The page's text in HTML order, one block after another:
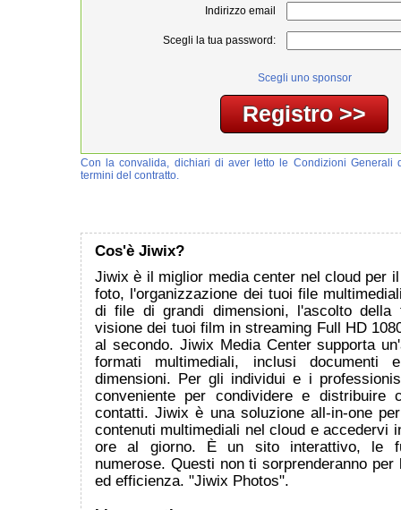
Indirizzo email
Scegli la tua password:
Scegli uno sponsor
Con la convalida, dichiari di aver letto le Condizioni Generali
termini del contratto.
Cos'è Jiwix?
Jiwix è il miglior media center nel cloud per
foto, l'organizzazione dei tuoi file
di file di grandi dimensioni, l'ascolto
visione dei tuoi film in streaming Full HD
al secondo. Jiwix Media Center supporta
formati multimediali, inclusi
dimensioni. Per gli individui e i
conveniente per condividere e distribuire
contatti. Jiwix è una soluzione all-in-one
contenuti multimediali nel cloud e accedervi
ore al giorno. È un sito interattivo, le
numerose. Questi non ti sorprenderanno
ed efficienza. "Jiwix Photos".